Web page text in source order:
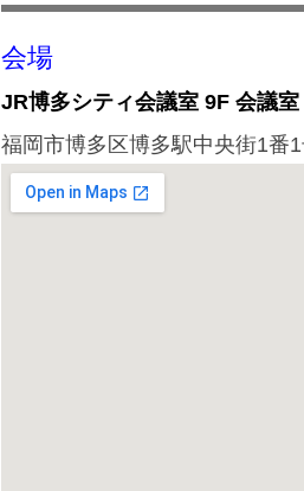
会場
JR博多シティ会議室 9F 会議
福岡市博多区博多駅中央街1番